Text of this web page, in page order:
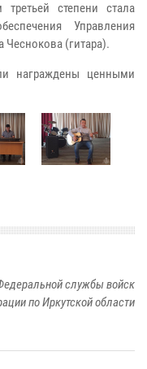
третьей степени стала
Управления
Чеснокова (гитара).
награждены ценными
службы войск
по Иркутской области